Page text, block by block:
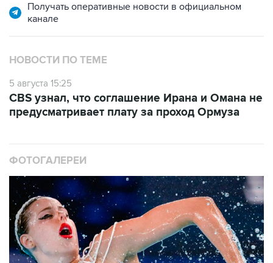
Получать оперативные новости в официальном
канале
НОВОСТИ ПО ТЕМЕ
5 августа 15:25
CBS узнал, что соглашение Ирана и Омана не
предусматривает плату за проход Ормуза
ФОТОГАЛЕРЕИ